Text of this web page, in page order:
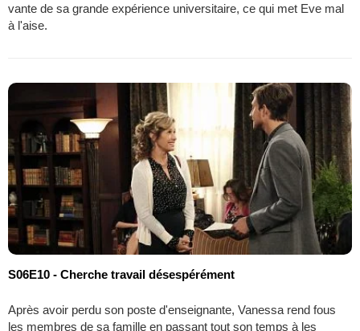
vante de sa grande expérience universitaire, ce qui met Eve mal
à l'aise.
S06E10 - Cherche travail désespérément
Après avoir perdu son poste d'enseignante, Vanessa rend fous
les membres de sa famille en passant tout son temps à les